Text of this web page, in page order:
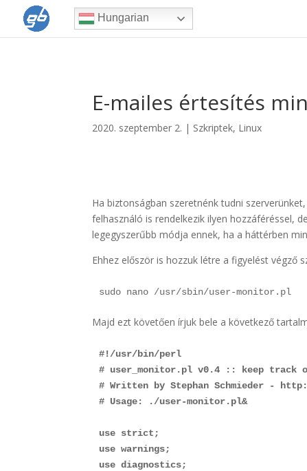
E-mailes értesítés
2020. szeptember 2. | Szkriptek, Linux
Ha biztonságban szeretnénk tudni
felhasználó is rendelkezik ilyen hozzáféréssel,
legegyszerűbb módja ennek, ha a háttérben
Ehhez először is hozzuk létre a figyelést végző
sudo nano /usr/sbin/user-monitor.pl
Majd ezt követően írjuk bele a következő
#!/usr/bin/perl
# user_monitor.pl v0.4 :: keep track
# Written by Stephan Schmieder -
# Usage: ./user-monitor.pl&
use strict;
use warnings;
use diagnostics;
Hungarian